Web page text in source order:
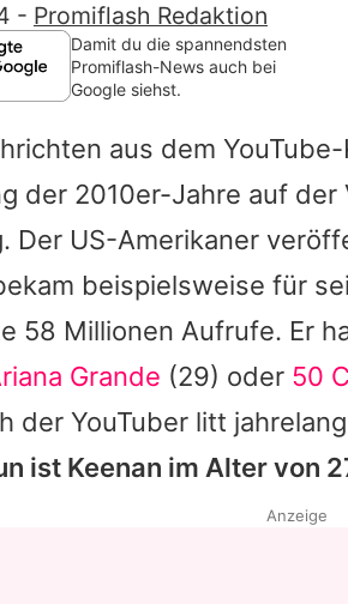
- Promiflash Redaktion
Damit du die spannendsten
Promiflash-News auch bei
Google siehst.
aus dem
der 2010er-Jahre auf
Der US-Amerikaner
beispielsweise für
58 Millionen Aufrufe. Er
Grande (29) oder 50
der YouTuber litt
ist Keenan im Alter von
Anzeige